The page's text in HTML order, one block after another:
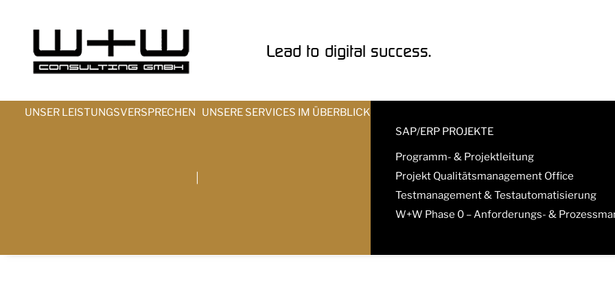
Lead to digital success.
UNSER LEISTUNGSVERSPRECHEN
UNSERE SERVICES IM ÜBERBLICK
SAP/ERP PROJEKTE
Programm- & Projektleitung
Projekt Qualitätsmanagement Office
Testmanagement & Testautomatisierung
W+W Phase 0 – Anforderungs- &